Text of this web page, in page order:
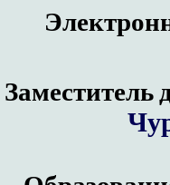
Заместитель